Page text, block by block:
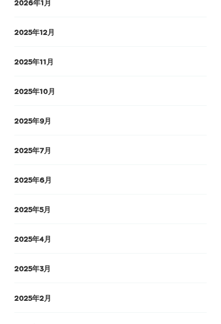
2026年1月
2025年12月
2025年11月
2025年10月
2025年9月
2025年7月
2025年6月
2025年5月
2025年4月
2025年3月
2025年2月